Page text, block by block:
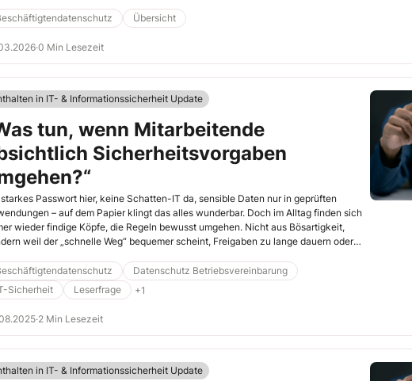
Übersicht
·0 Min Lesezeit
in IT- & Informationssicherheit Update
tun, wenn Mitarbeitende
Sicherheitsvorgaben
starkes Passwort hier, keine Schatten-IT da, sensible Daten nur in geprüften
– auf dem Papier klingt das alles wunderbar. Doch im Alltag finden sich
wieder findige Köpfe, die Regeln bewusst umgehen. Nicht aus Bösartigkeit,
weil der „schnelle Weg“ bequemer scheint, Freigaben zu lange dauern oder
Datenschutz Betriebsvereinbarung
Sicherheit
Leserfrage +1
·2 Min Lesezeit
in IT- & Informationssicherheit Update